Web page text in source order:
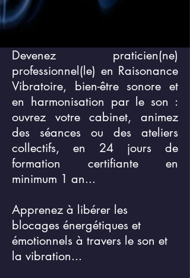
Devenez praticien(ne)
professionnel(le) en Raisonance
Vibratoire, bien-être sonore et
en harmonisation par le son :
ouvrez votre cabinet, animez
des séances ou des ateliers
collectifs, en 24 jours de
formation certifiante en
minimum 1 an...
Apprenez à libérer les
blocages énergétiques et
émotionnels à travers le son et
la vibration...